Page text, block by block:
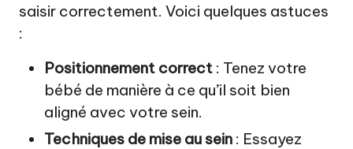
saisir correctement. Voici quelques astuces
:
Positionnement correct : Tenez votre
bébé de manière à ce qu’il soit bien
aligné avec votre sein.
Techniques de mise au sein : Essayez